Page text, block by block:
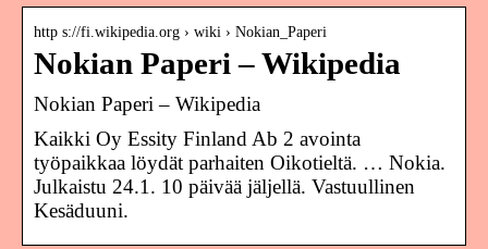
http s://fi.wikipedia.org › wiki › Nokian_Paperi
Nokian Paperi – Wikipedia
Nokian Paperi – Wikipedia
Kaikki Oy Essity Finland Ab 2 avointa
työpaikkaa löydät parhaiten Oikotieltä. … Nokia.
Julkaistu 24.1. 10 päivää jäljellä. Vastuullinen
Kesäduuni.